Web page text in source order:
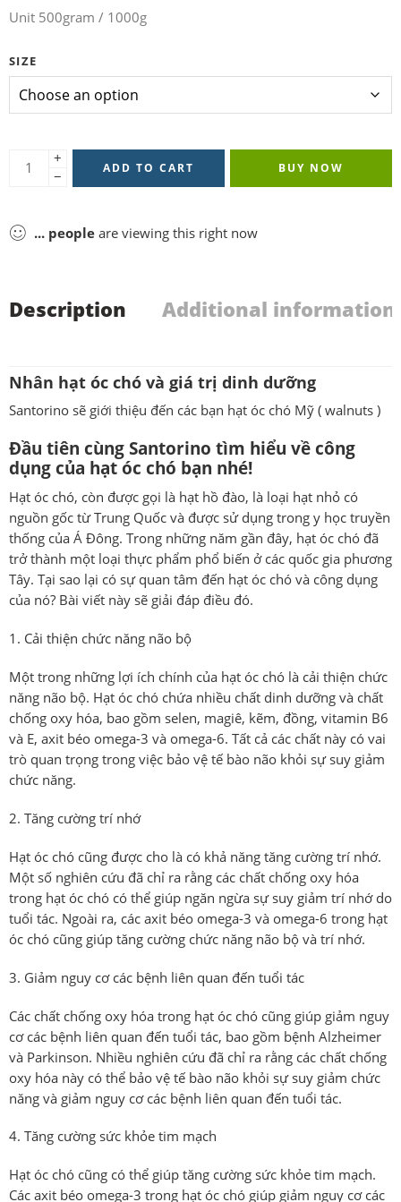
ratings
Unit 500gram / 1000g
SIZE
+
−
ADD TO CART BUY NOW
... people are viewing this right now
Description Additional information
Nhân hạt óc chó và giá trị dinh dưỡng
Santorino sẽ giới thiệu đến các bạn hạt óc chó Mỹ ( walnuts )
Đầu tiên cùng Santorino tìm hiểu về công
dụng của hạt óc chó bạn nhé!
Hạt óc chó, còn được gọi là hạt hồ đào, là loại hạt nhỏ có
nguồn gốc từ Trung Quốc và được sử dụng trong y học truyền
thống của Á Đông. Trong những năm gần đây, hạt óc chó đã
trở thành một loại thực phẩm phổ biến ở các quốc gia phương
Tây. Tại sao lại có sự quan tâm đến hạt óc chó và công dụng
của nó? Bài viết này sẽ giải đáp điều đó.
Cải thiện chức năng não bộ
Một trong những lợi ích chính của hạt óc chó là cải thiện chức
năng não bộ. Hạt óc chó chứa nhiều chất dinh dưỡng và chất
chống oxy hóa, bao gồm selen, magiê, kẽm, đồng, vitamin B6
và E, axit béo omega-3 và omega-6. Tất cả các chất này có vai
trò quan trọng trong việc bảo vệ tế bào não khỏi sự suy giảm
chức năng.
Tăng cường trí nhớ
Hạt óc chó cũng được cho là có khả năng tăng cường trí nhớ.
Một số nghiên cứu đã chỉ ra rằng các chất chống oxy hóa
trong hạt óc chó có thể giúp ngăn ngừa sự suy giảm trí nhớ do
tuổi tác. Ngoài ra, các axit béo omega-3 và omega-6 trong hạt
óc chó cũng giúp tăng cường chức năng não bộ và trí nhớ.
Giảm nguy cơ các bệnh liên quan đến tuổi tác
Các chất chống oxy hóa trong hạt óc chó cũng giúp giảm nguy
cơ các bệnh liên quan đến tuổi tác, bao gồm bệnh Alzheimer
và Parkinson. Nhiều nghiên cứu đã chỉ ra rằng các chất chống
oxy hóa này có thể bảo vệ tế bào não khỏi sự suy giảm chức
năng và giảm nguy cơ các bệnh liên quan đến tuổi tác.
Tăng cường sức khỏe tim mạch
Hạt óc chó cũng có thể giúp tăng cường sức khỏe tim mạch.
Các axit béo omega-3 trong hạt óc chó giúp giảm nguy cơ các